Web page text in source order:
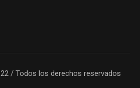
/ Todos los derechos reservados